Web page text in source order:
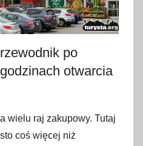
po
otwarcia
wielu raj zakupowy. Tutaj
coś więcej niż